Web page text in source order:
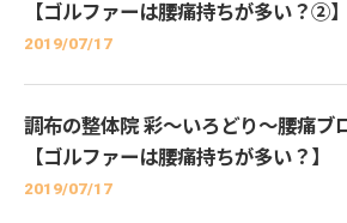
【ゴルファーは腰痛持ちが多い？②】
2019/07/17
調布の整体院 彩～いろどり～腰痛ブ
【ゴルファーは腰痛持ちが多い？】
2019/07/17